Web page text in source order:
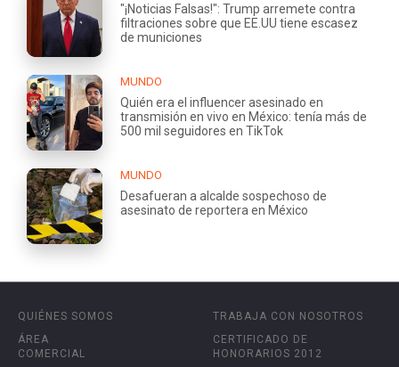
"¡Noticias Falsas!": Trump arremete contra
filtraciones sobre que EE.UU tiene escasez
de municiones
MUNDO
Quién era el influencer asesinado en
transmisión en vivo en México: tenía más de
500 mil seguidores en TikTok
MUNDO
Desafueran a alcalde sospechoso de
asesinato de reportera en México
QUIÉNES SOMOS
ÁREA
COMERCIAL
TRABAJA CON NOSOTROS
CERTIFICADO DE
HONORARIOS 2012